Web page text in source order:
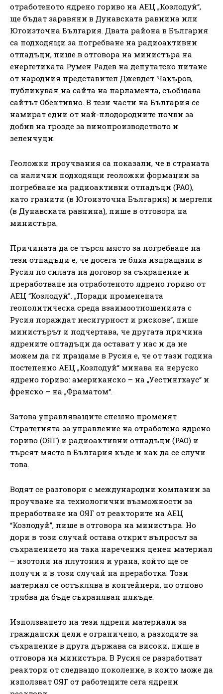
отработеното ядрено гориво на АЕЦ „Козлодуй“,
ще бъдат заравяни в Дунавската равнина или
Югоизточна България. Двата района в България
са подходящи за погребване на радиоактивни
отпадъци, пише в отговора на министъра на
енергетиката Румен Радев на депутатско питане
от народния представител Джевдет Чакъров,
публикуван на сайта на парламента, съобщава
сайтът Обективно. В тези части на България се
намират едни от най-плодородните почви за
добив на грозде за винопроизводството и
зеленчуци.
Геоложки проучвания са показали, че в страната
са налични подходящи геоложки формации за
погребване на радиоактивни отпадъци (РАО),
като гранити (в Югоизточна България) и мергели
(в Дунавската равнина), пише в отговора на
министъра.
Причината да се търся място за погребване на
тези отпадъци е, че досега те бяха изпращани в
Русия по силата на договор за съхранение и
преработване на отработеното ядрено гориво от
АЕЦ “Козлодуй”. „Поради променената
геополитическа среда взаимоотношенията с
Русия пораждат несигурност и рискове“, пише
министърът и подчертава, че другата причина
ядрените оптадъци да остават у нас и да не
можем да ги пращаме в Русия е, че от тази година
постепенно АЕЦ „Козлодуй“ минава на неруско
ядрено гориво: американско – на „Уестингхаус“ и
френско – на „Фраматом“.
Затова управляващите спешно променят
Стратегията за управление на отработено ядрено
гориво (ОЯГ) и радиоактивни отпадъци (РАО) и
търсят място в България къде и как да се случи
това.
Водят се разговори с международни компании за
проучване на технологични възможности за
преработване на ОЯГ от реакторите на АЕЦ
“Козлодуй”, пише в отговора на министъра. Но
дори в този случай остава открит въпросът за
съхранението на така наречения ценен материал
– изотопи на плутония и урана, който ще се
получи и в този случай на преработка. Този
материал се остъклява в контейнери, но отново
трябва да бъде съхраняван някъде.
Използването на тези ядрени материали за
граждански цели е ограничено, а разходите за
съхранение в друга държава са високи, пише в
отговора на министъра. В Русия се разработват
реактори от следващо поколение, в които може да
използват ОЯГ от работещите сега ядрени